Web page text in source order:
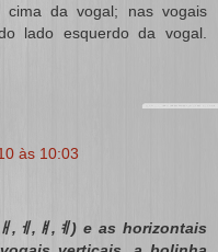
da vogal; nas vogais
lado esquerdo da vogal.
às 10:03
,ㅔ,ㅒ,ㅖ) e as horizontais